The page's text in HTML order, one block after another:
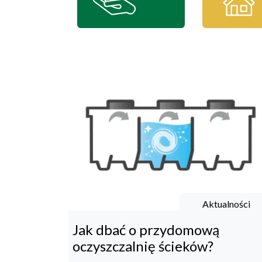
Aktualności
Jak dbać o przydomową
oczyszczalnię ścieków?